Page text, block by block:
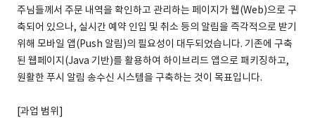
주님들께서 주문 내역을 확인하고 관리하는 페이지가 웹(Web)으로 구
축되어 있으나, 실시간 예약 인입 및 취소 등의 알림을 즉각적으로 받기
위해 모바일 앱(Push 알림)의 필요성이 대두되었습니다. 기존에 구축
된 웹페이지(Java 기반)를 활용하여 하이브리드 앱으로 패키징하고,
원활한 푸시 알림 송수신 시스템을 구축하는 것이 목표입니다.
[과업 범위]